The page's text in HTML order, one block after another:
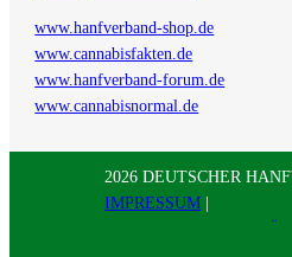
www.hanfverband-shop.de
www.cannabisfakten.de
www.hanfverband-forum.de
www.cannabisnormal.de
2026 DEUTSCHER
IMPRESSUM |